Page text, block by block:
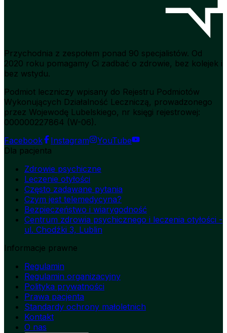
Przychodnia z zespołem ponad 90 specjalistów. Od
2020 roku pomagamy Ci zadbać o zdrowie, bez kolejek i
bez wstydu.
Podmiot leczniczy wpisany do Rejestru Podmiotów
Wykonujących Działalność Leczniczą, prowadzonego
przez Wojewodę Lubelskiego, nr księgi rejestrowej:
000000227864 (W-06).
Facebook
Instagram
YouTube
Dla pacjenta
Zdrowie psychiczne
Leczenie otyłości
Często zadawane pytania
Czym jest telemedycyna?
Bezpieczeństwo i wiarygodność
Centrum zdrowia psychicznego i leczenia otyłości -
ul. Chodźki 3, Lublin
Informacje prawne
Regulamin
Regulamin organizacyjny
Polityka prywatności
Prawa pacjenta
Standardy ochrony małoletnich
Kontakt
O nas